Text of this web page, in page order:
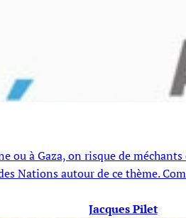
à Gaza, on risque de
Nations autour de ce thème.
Jacques Pilet